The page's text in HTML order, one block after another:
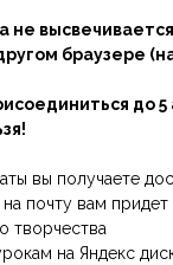
не
браузере
до 5
вы получаете
на почту вам
творчества
на Яндекс